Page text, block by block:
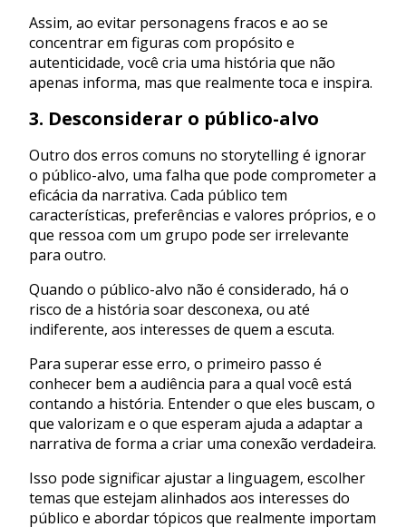
Assim, ao evitar personagens fracos e ao se
concentrar em figuras com propósito e
autenticidade, você cria uma história que não
apenas informa, mas que realmente toca e inspira.
3. Desconsiderar o público-alvo
Outro dos erros comuns no storytelling é ignorar
o público-alvo, uma falha que pode comprometer a
eficácia da narrativa. Cada público tem
características, preferências e valores próprios, e o
que ressoa com um grupo pode ser irrelevante
para outro.
Quando o público-alvo não é considerado, há o
risco de a história soar desconexa, ou até
indiferente, aos interesses de quem a escuta.
Para superar esse erro, o primeiro passo é
conhecer bem a audiência para a qual você está
contando a história. Entender o que eles buscam, o
que valorizam e o que esperam ajuda a adaptar a
narrativa de forma a criar uma conexão verdadeira.
Isso pode significar ajustar a linguagem, escolher
temas que estejam alinhados aos interesses do
público e abordar tópicos que realmente importam